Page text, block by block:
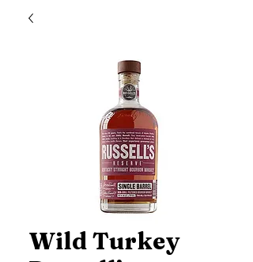
Wild Turkey